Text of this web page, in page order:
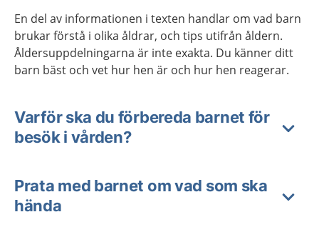
En del av informationen i texten handlar om vad barn
brukar förstå i olika åldrar, och tips utifrån åldern.
Åldersuppdelningarna är inte exakta. Du känner ditt
barn bäst och vet hur hen är och hur hen reagerar.
Varför ska du förbereda barnet för
besök i vården?
Prata med barnet om vad som ska
hända